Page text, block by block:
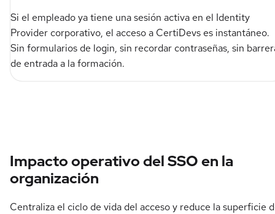
Si el empleado ya tiene una sesión activa en el Identity
Provider corporativo, el acceso a CertiDevs es instantáneo.
Sin formularios de login, sin recordar contraseñas, sin
de entrada a la formación.
Impacto operativo del SSO en la
organización
Centraliza el ciclo de vida del acceso y reduce la superficie